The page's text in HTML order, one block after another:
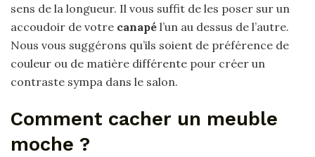
sens de la longueur. Il vous suffit de les poser sur un
accoudoir de votre canapé l’un au dessus de l’autre.
Nous vous suggérons qu’ils soient de préférence de
couleur ou de matière différente pour créer un
contraste sympa dans le salon.
Comment cacher un meuble
moche ?